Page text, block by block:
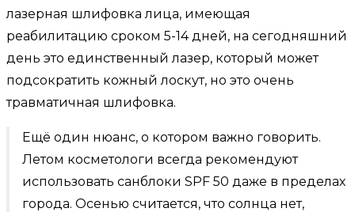
лазерная шлифовка лица, имеющая
реабилитацию сроком 5-14 дней, на сегодняшний
день это единственный лазер, который может
подсократить кожный лоскут, но это очень
травматичная шлифовка.
Ещё один нюанс, о котором важно говорить.
Летом косметологи всегда рекомендуют
использовать санблоки SPF 50 даже в пределах
города. Осенью считается, что солнца нет,